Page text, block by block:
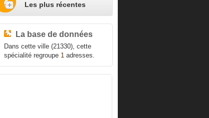
Les plus récentes
La base de données
Dans cette ville (21330), cette
spécialité regroupe 1adresses.